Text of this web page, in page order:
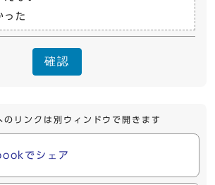
った
確認
のリンクは別ウィンドウで開きます
でシェア